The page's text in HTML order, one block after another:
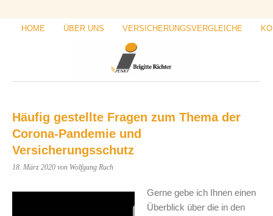
HOME ÜBER UNS VERSICHERUNGSVERGLEICHE
Häufig gestellte Fragen zum Thema der
Corona-Pandemie und
Versicherungsschutz
18. März 2020 von Wolfgang Ruch
Gerne gebe ich Ihnen einen
Überblick über die in den